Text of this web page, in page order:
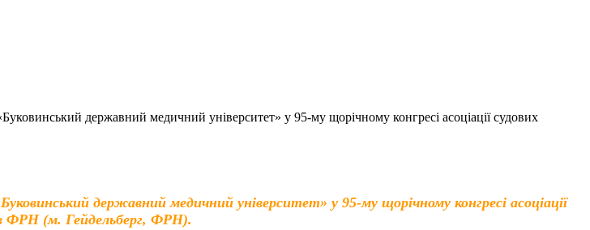
державний медичний університет» у 95-му щорічному конгресі асоціації судових
державний медичний університет» у 95-му щорічному конгресі асоціації
ФРН (м. Гейдельберг, ФРН).